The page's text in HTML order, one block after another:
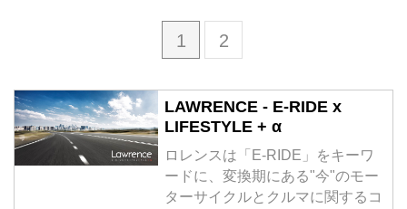
1 2
LAWRENCE - E-RIDE x
LIFESTYLE + α
ロレンスは「E-RIDE」をキーワ
ードに、変換期にある"今"のモー
ターサイクルとクルマに関するコ